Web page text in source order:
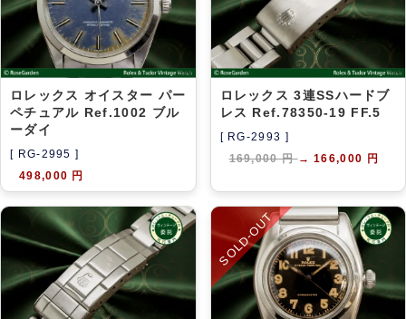
ロレックス オイスター パー
ペチュアル Ref.1002 ブル
ーダイ
[ RG-2995 ]
498,000 円
ロレックス 3連SSハードブ
レス Ref.78350-19 FF.5
[ RG-2993 ]
169,000 円→ 166,000 円
SOLD-OUT